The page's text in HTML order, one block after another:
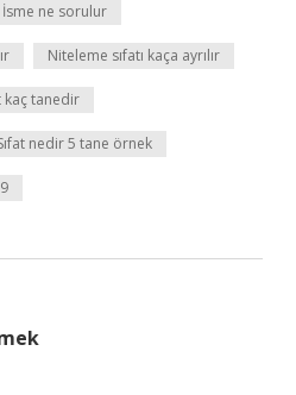
İsme ne sorulur
Niteleme sıfatı kaça ayrılır
kaç tanedir
nedir 5 tane örnek